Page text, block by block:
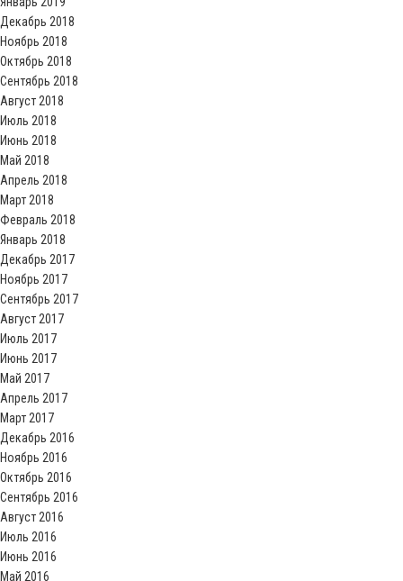
Декабрь 2018
Ноябрь 2018
Октябрь 2018
Сентябрь 2018
Август 2018
Июль 2018
Июнь 2018
Май 2018
Апрель 2018
Март 2018
Февраль 2018
Январь 2018
Декабрь 2017
Ноябрь 2017
Сентябрь 2017
Август 2017
Июль 2017
Июнь 2017
Май 2017
Апрель 2017
Март 2017
Декабрь 2016
Ноябрь 2016
Октябрь 2016
Сентябрь 2016
Август 2016
Июль 2016
Июнь 2016
Май 2016